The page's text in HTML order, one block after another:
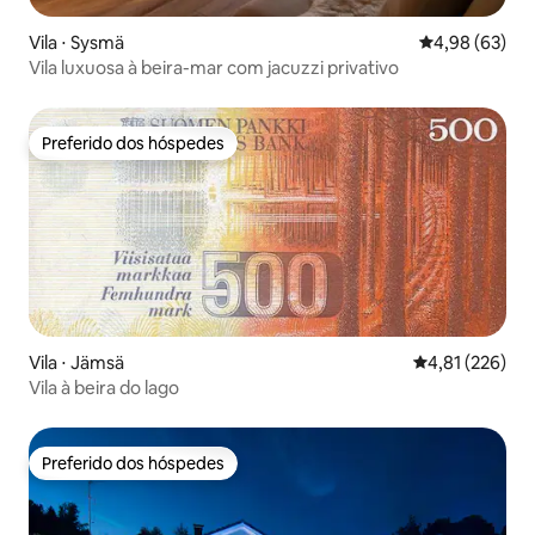
Vila ⋅ Sysmä 4,98 de uma
4,98 (63)
Vila luxuosa à beira-mar com jacuzzi privativo
Preferido dos hóspedes
Preferido dos hóspedes
Vila ⋅ Jämsä 4,81 de uma
4,81 (226)
Vila à beira do lago
Preferido dos hóspedes
Preferido dos hóspedes